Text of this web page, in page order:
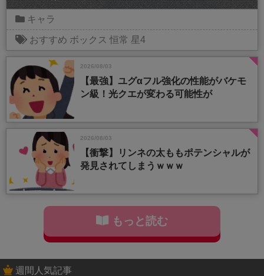
キャラ
おすすめ ボックス 恒常 星4
2026/08/03
【最強】ユグαフル強化の性能がバケモ
ン級！光クエが変わる可能性が
2026/08/03
【衝撃】リンネの太ももポテンシャルが
発見されてしまうｗｗｗ
もっと読む
週間人気記事